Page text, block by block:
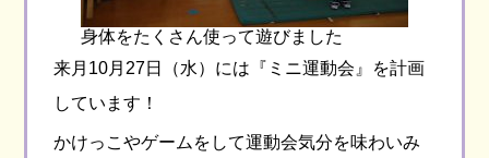
身体をたくさん使って遊びました
来月10月27日（水）には『ミニ運動会』を計画
しています！
かけっこやゲームをして運動会気分を味わいみ